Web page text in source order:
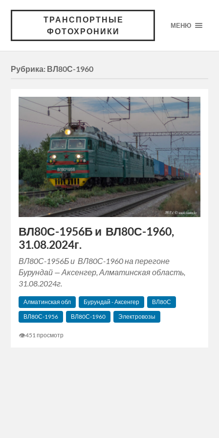
ТРАНСПОРТНЫЕ
ФОТОХРОНИКИ
МЕНЮ
Рубрика: ВЛ80С-1960
ВЛ80С-1956Б и ВЛ80С-1960,
31.08.2024г.
ВЛ80С-1956Б и ВЛ80С-1960 на перегоне
Бурундай — Аксенгер, Алматинская область,
31.08.2024г.
Алматинская обл Бурундай - Аксенгер
ВЛ80С
ВЛ80С-1956
ВЛ80С-1960 Электровозы
👁451 просмотр